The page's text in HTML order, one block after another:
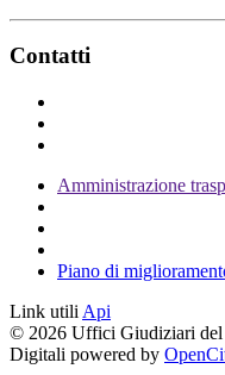
Contatti
Amministrazione
Piano di
Link utili Api
© 2026 Uffici Giudiziari del
Digitali powered by